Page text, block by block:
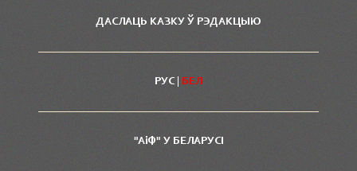
ДАСЛАЦЬ КАЗКУ Ў РЭДАКЦЫЮ
РУС| БЕЛ
"АiФ" У БЕЛАРУСI